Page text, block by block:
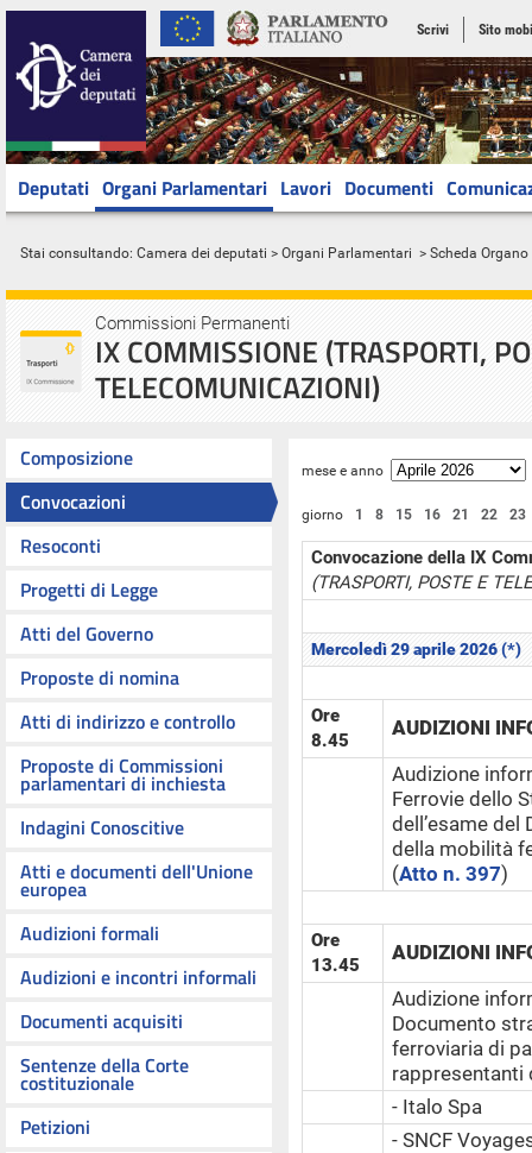
Scrivi Sito
Deputati Organi Parlamentari Lavori Documenti
Stai consultando: Camera dei deputati > Organi Parlamentari > Scheda Organo
Commissioni Permanenti
IX COMMISSIONE (TRASPORTI,
TELECOMUNICAZIONI)
Composizione
Convocazioni
Resoconti
Progetti di Legge
Atti del Governo
Proposte di nomina
Atti di indirizzo e controllo
Proposte di Commissioni
parlamentari di inchiesta
Indagini Conoscitive
Atti e documenti dell'Unione
europea
Audizioni formali
Audizioni e incontri informali
Documenti acquisiti
Sentenze della Corte
costituzionale
Petizioni
mese e anno
giorno 1 8 15 16 21 22 23
Convocazione della IX
(TRASPORTI, POSTE E
Mercoledì 29 aprile 2026 (*)
Ore
8.45
AUDIZIONI
Audizione
Ferrovie dello
dell’esame
della mobilità
(Atto n. 397)
Ore
13.45
AUDIZIONI
Audizione
Documento
ferroviaria di
rappresentanti
- Italo Spa
- SNCF